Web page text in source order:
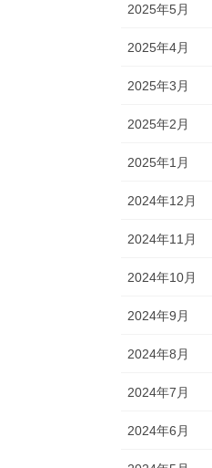
2025年5月
2025年4月
2025年3月
2025年2月
2025年1月
2024年12月
2024年11月
2024年10月
2024年9月
2024年8月
2024年7月
2024年6月